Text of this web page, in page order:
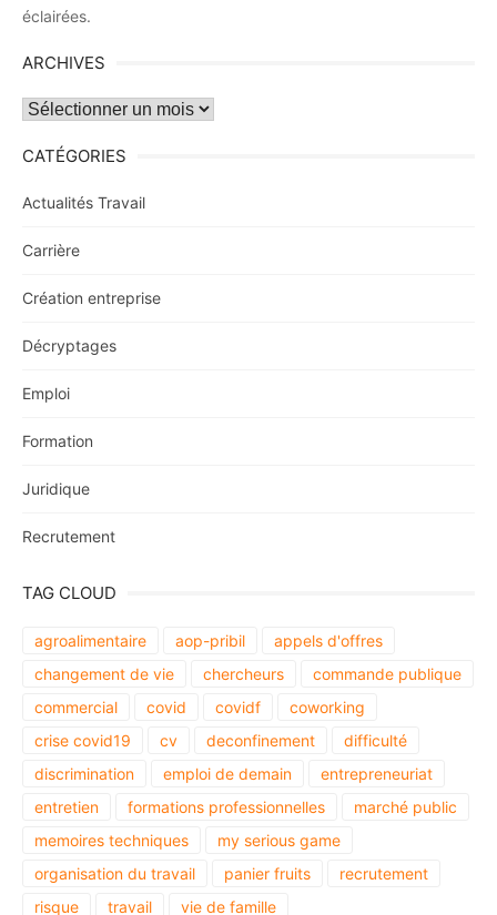
éclairées.
ARCHIVES
Archives
CATÉGORIES
Actualités Travail
Carrière
Création entreprise
Décryptages
Emploi
Formation
Juridique
Recrutement
TAG CLOUD
agroalimentaire aop-pribil
appels d'offres
changement de vie
chercheurs
commande publique
commercial
covid covidf
coworking
crise covid19
cv deconfinement
difficulté
discrimination
emploi de demain
entrepreneuriat
entretien
formations professionnelles
marché public
memoires techniques
my serious game
organisation du travail
panier fruits
recrutement
risque
travail vie de famille